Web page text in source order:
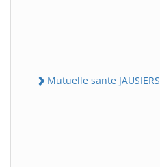
Mutuelle sante JAUSIERS